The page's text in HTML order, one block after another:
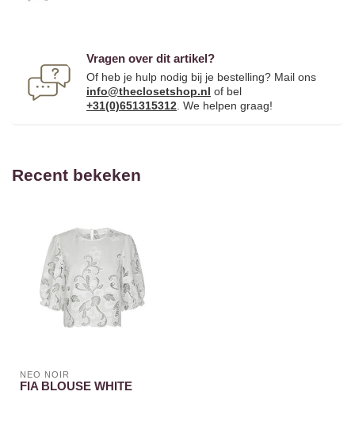
Vragen over dit artikel?
Of heb je hulp nodig bij je bestelling? Mail ons
info@theclosetshop.nl of bel
+31(0)651315312 . We helpen graag!
Recent bekeken
NEO NOIR
FIA BLOUSE WHITE